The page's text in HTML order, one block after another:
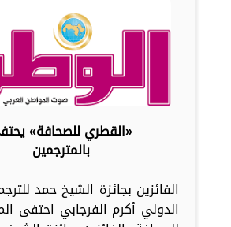
«القطري للصحافة»
بالمترجمين
الفائزين بجائزة الشيخ حمد
الدولي أكرم الفرجابي احتفى